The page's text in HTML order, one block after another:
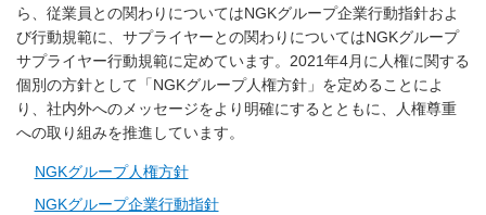
ら、従業員との関わりについてはNGKグループ企業行動指針およ
び行動規範に、サプライヤーとの関わりについてはNGKグループ
サプライヤー行動規範に定めています。2021年4月に人権に関する
個別の方針として「NGKグループ人権方針」を定めることによ
り、社内外へのメッセージをより明確にするとともに、人権尊重
への取り組みを推進しています。
NGKグループ人権方針
NGKグループ企業行動指針